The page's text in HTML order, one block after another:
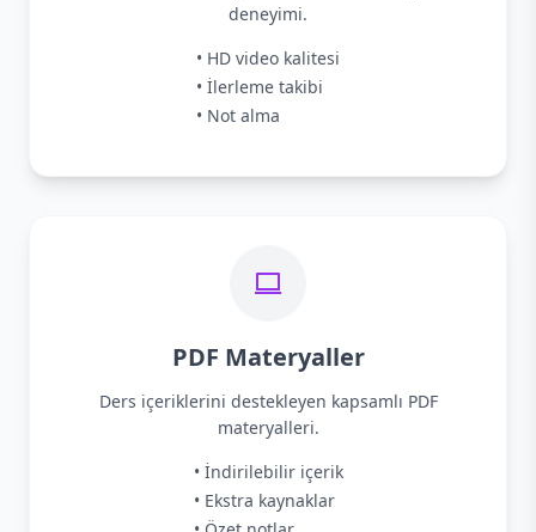
deneyimi.
• HD video kalitesi
• İlerleme takibi
• Not alma
PDF Materyaller
Ders içeriklerini destekleyen kapsamlı PDF
materyalleri.
• İndirilebilir içerik
• Ekstra kaynaklar